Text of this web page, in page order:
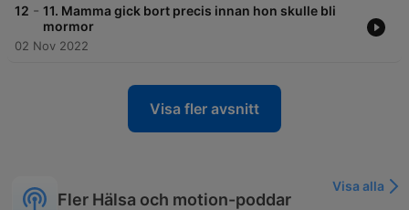
12 - 11. Mamma gick bort precis innan hon skulle bli
mormor
02 Nov 2022
Visa fler avsnitt
Fler Hälsa och motion-poddar
Visa alla